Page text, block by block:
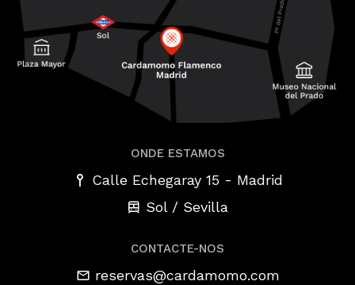
ONDE ESTAMOS
Calle Echegaray 15 - Madrid
Sol / Sevilla
CONTACTE-NOS
reservas@cardamomo.com